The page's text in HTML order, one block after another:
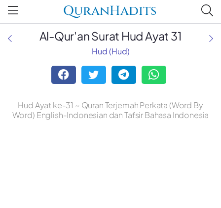
QuranHadits
Al-Qur'an Surat Hud Ayat 31
Hud (Hud)
Hud Ayat ke-31 ~ Quran Terjemah Perkata (Word By
Word) English-Indonesian dan Tafsir Bahasa Indonesia